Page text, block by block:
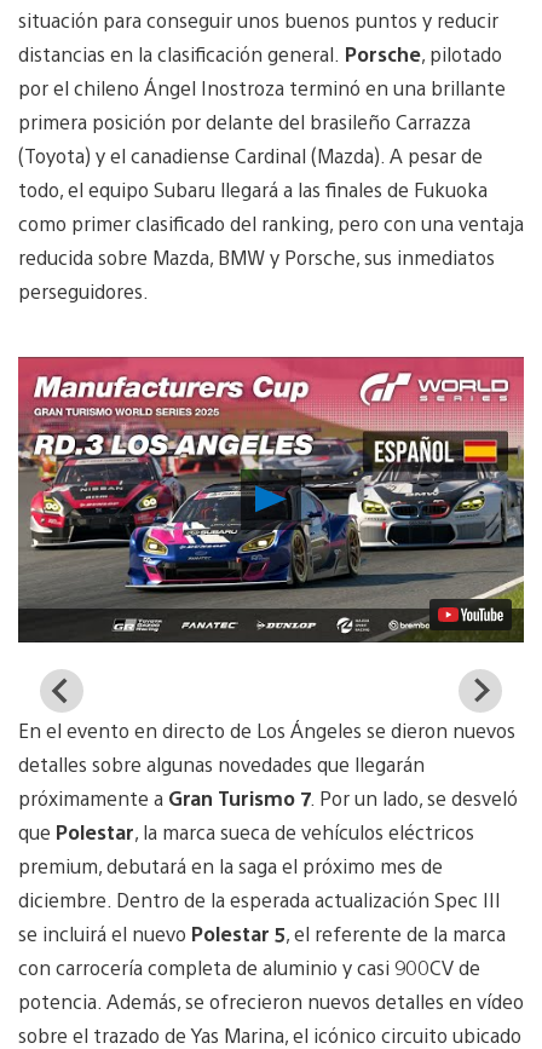
situación para conseguir unos buenos puntos y reducir
distancias en la clasificación general. Porsche, pilotado
por el chileno Ángel Inostroza terminó en una brillante
primera posición por delante del brasileño Carrazza
(Toyota) y el canadiense Cardinal (Mazda). A pesar de
todo, el equipo Subaru llegará a las finales de Fukuoka
como primer clasificado del ranking, pero con una ventaja
reducida sobre Mazda, BMW y Porsche, sus inmediatos
perseguidores.
Reproducir
vídeo
En el evento en directo de Los Ángeles se dieron nuevos
detalles sobre algunas novedades que llegarán
próximamente a Gran Turismo 7. Por un lado, se desveló
que Polestar, la marca sueca de vehículos eléctricos
premium, debutará en la saga el próximo mes de
diciembre. Dentro de la esperada actualización Spec III
se incluirá el nuevo Polestar 5, el referente de la marca
con carrocería completa de aluminio y casi 900CV de
potencia. Además, se ofrecieron nuevos detalles en vídeo
sobre el trazado de Yas Marina, el icónico circuito ubicado